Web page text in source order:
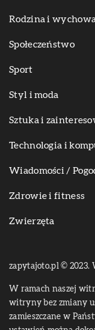
Rodzina i
Społeczeństwo
Sport
Styl i moda
Sztuka i
Technologia i
Wiadomości /
Zdrowie i fitness
Zwierzęta
zapytajoto.pl © 2023.
W ramach naszej
witryny bez zmiany
zamieszczane w